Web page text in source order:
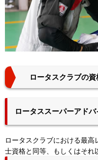
ロータスクラブの
ロータススーパーアドバ
ロータスクラブにおける最
士資格と同等、もしくはそれ